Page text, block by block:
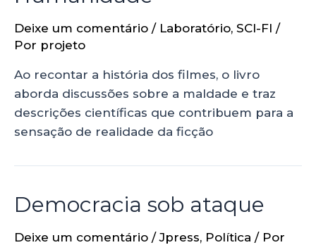
Deixe um comentário / Laboratório, SCI-FI /
Por projeto
Ao recontar a história dos filmes, o livro
aborda discussões sobre a maldade e traz
descrições científicas que contribuem para a
sensação de realidade da ficção
Democracia sob ataque
Deixe um comentário /Jpress, Política / Por